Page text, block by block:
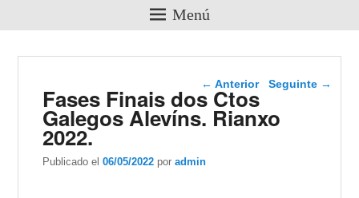
Menú
Navegador de artigos
← Anterior Seguinte →
Fases Finais dos Ctos
Galegos Alevíns. Rianxo
2022.
Publicado el06/05/2022 poradmin